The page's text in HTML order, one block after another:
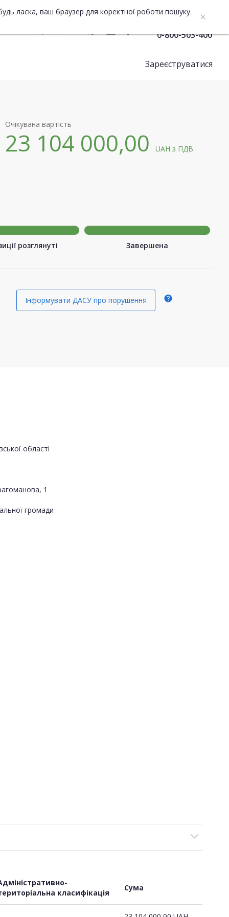
ласка, ваш браузер для коректної роботи пошуку.
UA ENG 0-800-503-400
Зареєструватися
Очікувана вартість
23 104 000,00UAHз ПДВ
розглянуті Завершена
Інформувати ДАСУ про порушення help
області
1
громади
класифікація
Сума